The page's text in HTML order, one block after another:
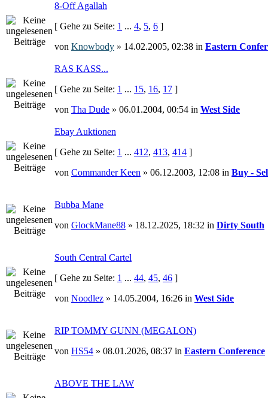
8-Off Agallah
[ Gehe zu Seite: 1 ... 4, 5, 6 ]
von Knowbody » 14.02.2005, 02:38 in Eastern
RAS KASS...
[ Gehe zu Seite: 1 ... 15, 16, 17 ]
von Tha Dude » 06.01.2004, 00:54 in West Side
Ebay Auktionen
[ Gehe zu Seite: 1 ... 412, 413, 414 ]
von Commander Keen » 06.12.2003, 12:08 in Buy -
Bubba Mane
von GlockMane88 » 18.12.2025, 18:32 in Dirty South
South Central Cartel
[ Gehe zu Seite: 1 ... 44, 45, 46 ]
von Noodlez » 14.05.2004, 16:26 in West Side
RIP TOMMY GUNN (MEGALON)
von HS54 » 08.01.2026, 08:37 in Eastern Conference
ABOVE THE LAW